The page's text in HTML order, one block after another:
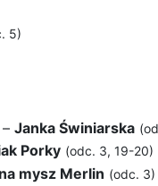
5)
Janka Świniarska
Porky (odc. 3, 19-20)
mysz Merlin (odc. 3)